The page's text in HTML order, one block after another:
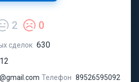
2 0
сделок 630
Телефон 89526595092